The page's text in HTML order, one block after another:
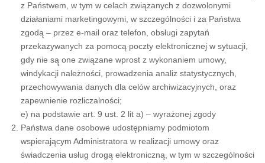
z Państwem, w tym w celach związanych z dozwolonymi
działaniami marketingowymi, w szczególności i za Państwa
zgodą – przez e-mail oraz telefon, obsługi zapytań
przekazywanych za pomocą poczty elektronicznej w sytuacji,
gdy nie są̨ one związane wprost z wykonaniem umowy,
windykacji należności, prowadzenia analiz statystycznych,
przechowywania danych dla celów archiwizacyjnych, oraz
zapewnienie rozliczalności;
e) na podstawie art. 9 ust. 2 lit a) – wyrażonej zgody
Państwa dane osobowe udostępniamy podmiotom
wspierającym Administratora w realizacji umowy oraz
świadczenia usług drogą elektroniczną, w tym w szczególności